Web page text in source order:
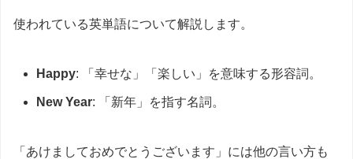
使われている英単語について解説します。
Happy: 「幸せな」「楽しい」を意味する形容詞。
New Year: 「新年」を指す名詞。
「あけましておめでとうございます」には他の言い方も